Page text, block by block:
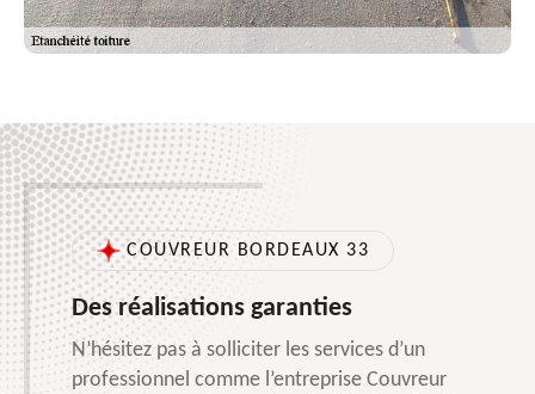
COUVREUR BORDEAUX 33
Des réalisations garanties
N’hésitez pas à solliciter les services d’un
professionnel comme l’entreprise Couvreur